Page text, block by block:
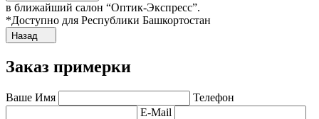
в ближайший салон “Оптик-Экспресс”.
*Доступно для Республики Башкортостан
Назад
Заказ примерки
Ваше Имя
Телефон
E-Mail